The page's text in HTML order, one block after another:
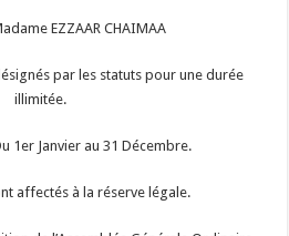
EZZAAR CHAIMAA
par les statuts pour une durée
illimitée.
1er Janvier au 31 Décembre.
affectés à la réserve légale.